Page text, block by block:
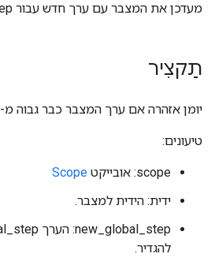
מעדכן את המצבר עם ערך חדש עבור global_step.
תַקצִיר
יומן אזהרה אם ערך המצבר כבר גבוה מ-new_global_step.
טיעונים:
scope: אובייקט
Scope
ידית: הידית למצבר.
להגדיר.